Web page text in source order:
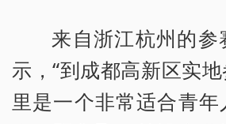
来自浙江杭州的参
示，“到成都高新区实
里是一个非常适合青